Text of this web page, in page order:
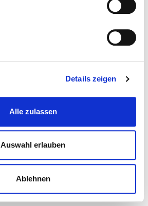
Details zeigen
Alle zulassen
Auswahl erlauben
Ablehnen